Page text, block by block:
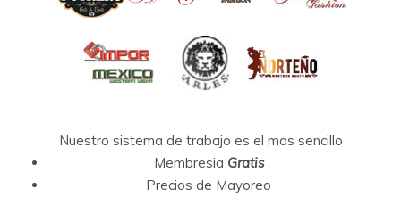
Nuestro sistema de trabajo es el mas sencillo
Membresia Gratis
Precios de Mayoreo